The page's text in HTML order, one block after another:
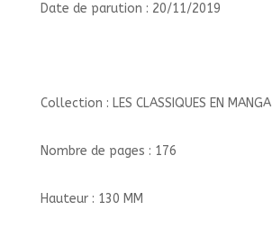
Date de parution : 20/11/2019
Collection : LES CLASSIQUES EN MANGA
Nombre de pages : 176
Hauteur : 130 MM